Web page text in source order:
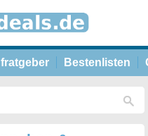
Bestenlisten